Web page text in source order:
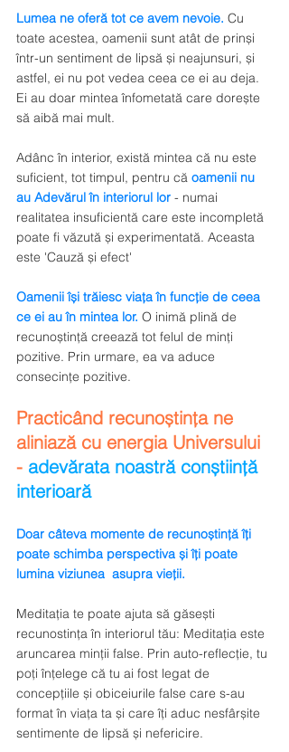
Lumea ne oferă tot ce avem nevoie. Cu
toate acestea, oamenii sunt atât de prinși
într-un sentiment de lipsă și neajunsuri, și
astfel, ei nu pot vedea ceea ce ei au deja.
Ei au doar mintea înfometată care dorește
să aibă mai mult.
Adânc în interior, există mintea că nu este
suficient, tot timpul, pentru că oamenii nu
au Adevărul în interiorul lor - numai
realitatea insuficientă care este incompletă
poate fi văzută și experimentată. Aceasta
este 'Cauză și efect'
Oamenii își trăiesc viața în funcție de ceea
ce ei au în mintea lor. O inimă plină de
recunoștință creează tot felul de minți
pozitive. Prin urmare, ea va aduce
consecințe pozitive.
Practicând recunoștința ne
aliniază cu energia Universului
- adevărata noastră conștiință
interioară
Doar câteva momente de recunoștință îți
poate schimba perspectiva și îți poate
lumina viziunea  asupra vieții.
Meditația te poate ajuta să găsești
recunostința în interiorul tău: Meditația este
aruncarea minții false. Prin auto-reflecție, tu
poți înțelege că tu ai fost legat de
concepțiile și obiceiurile false care s-au
format în viața ta și care îți aduc nesfârșite
sentimente de lipsă și nefericire.